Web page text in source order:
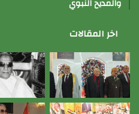
والمديح النبوي
اخر المقالات